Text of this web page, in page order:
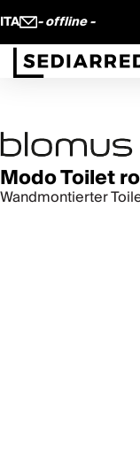
ITA - offline -
Modo Toilet
Wandmontierter